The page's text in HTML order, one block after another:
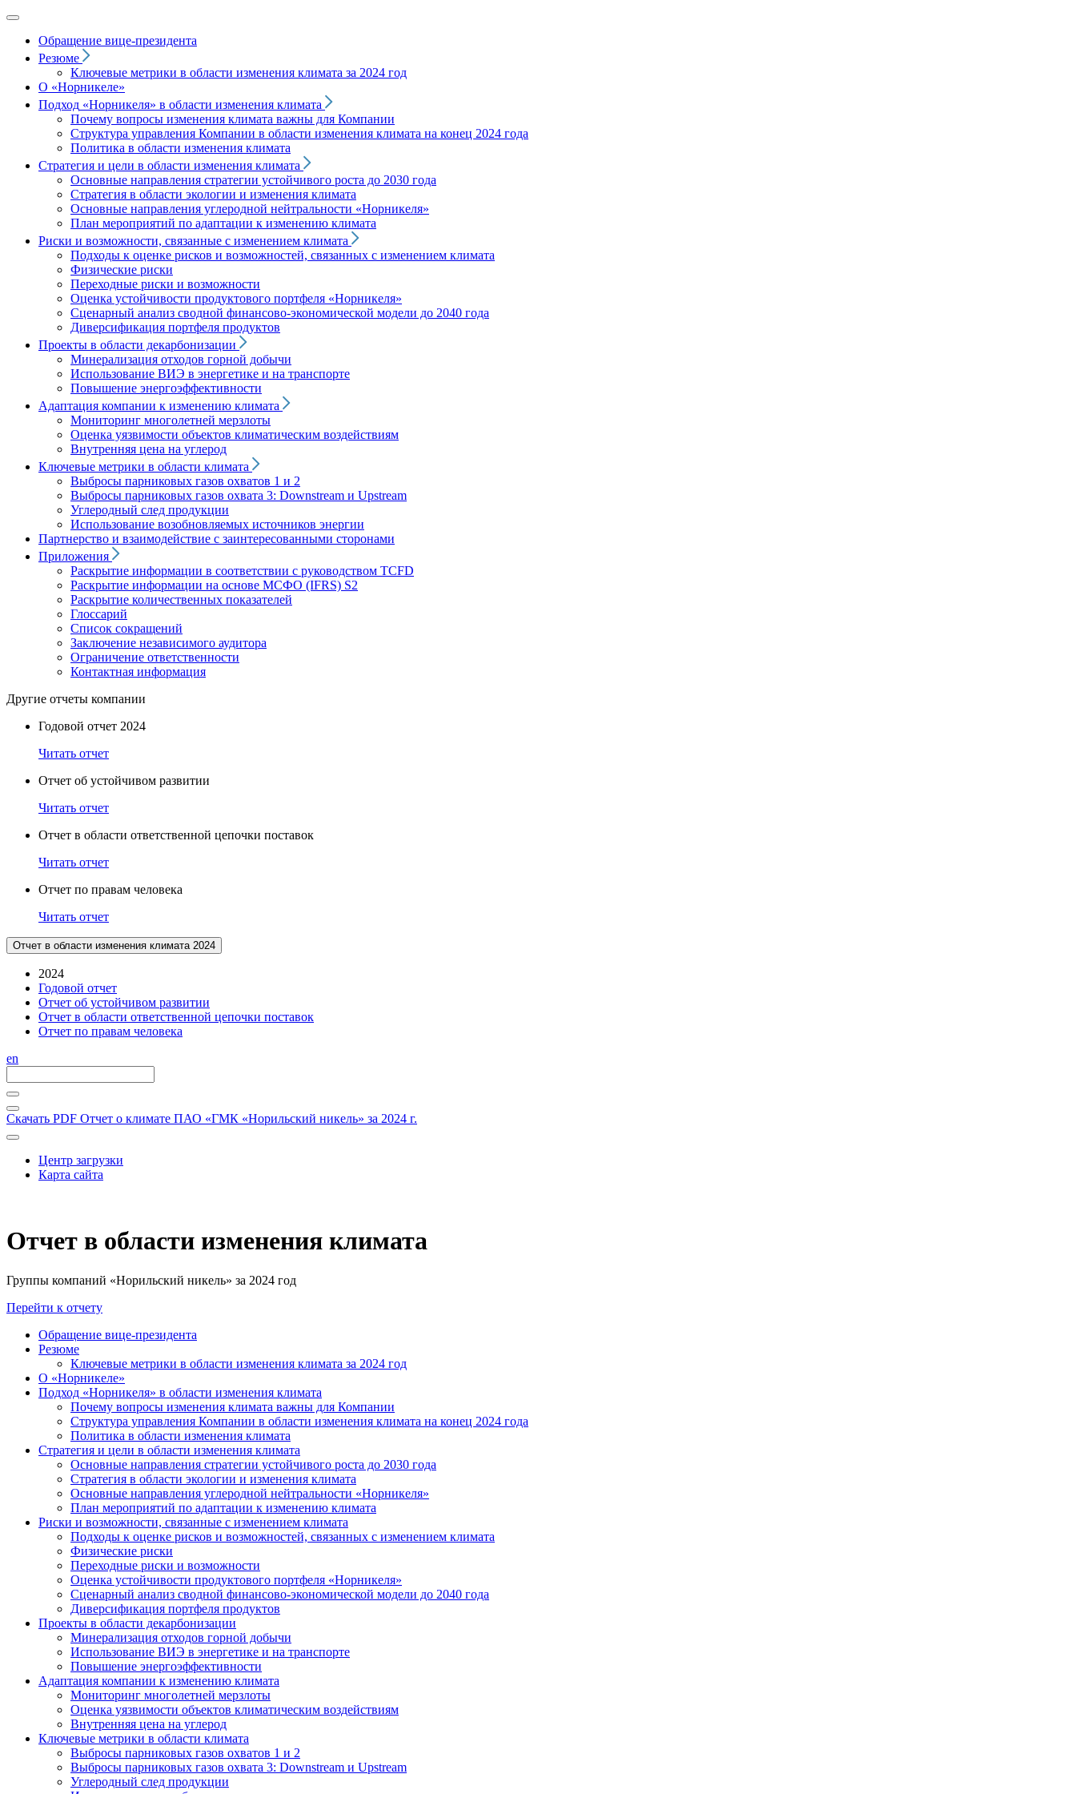
Обращение вице‑президента
Резюме
Ключевые метрики в области изменения климата за 2024 год
О «Норникеле»
Подход «Норникеля» в области изменения климата
Почему вопросы изменения климата важны для Компании
Структура управления Компании в области изменения климата на конец 2024 года
Политика в области изменения климата
Стратегия и цели в области изменения климата
Основные направления стратегии устойчивого роста до 2030 года
Стратегия в области экологии и изменения климата
Основные направления углеродной нейтральности «Норникеля»
План мероприятий по адаптации к изменению климата
Риски и возможности, связанные с изменением климата
Подходы к оценке рисков и возможностей, связанных с изменением климата
Физические риски
Переходные риски и возможности
Оценка устойчивости продуктового портфеля «Норникеля»
Сценарный анализ сводной финансово-экономической модели до 2040 года
Диверсификация портфеля продуктов
Проекты в области декарбонизации
Минерализация отходов горной добычи
Использование ВИЭ в энергетике и на транспорте
Повышение энергоэффективности
Адаптация компании к изменению климата
Мониторинг многолетней мерзлоты
Оценка уязвимости объектов климатическим воздействиям
Внутренняя цена на углерод
Ключевые метрики в области климата
Выбросы парниковых газов охватов 1 и 2
Выбросы парниковых газов охвата 3: Downstream и Upstream
Углеродный след продукции
Использование возобновляемых источников энергии
Партнерство и взаимодействие с заинтересованными сторонами
Приложения
Раскрытие информации в соответствии с руководством TCFD
Раскрытие информации на основе МСФО (IFRS) S2
Раскрытие количественных показателей
Глоссарий
Список сокращений
Заключение независимого аудитора
Ограничение ответственности
Контактная информация
Другие отчеты компании
Годовой отчет 2024
Читать отчет
Отчет об устойчивом развитии
Читать отчет
Отчет в области ответственной цепочки поставок
Читать отчет
Отчет по правам человека
Читать отчет
Отчет в области изменения климата 2024
2024
Годовой отчет
Отчет об устойчивом развитии
Отчет в области ответственной цепочки поставок
Отчет по правам человека
en
Скачать PDF Отчет о климате ПАО «ГМК «Норильский никель» за 2024 г.
Центр загрузки
Карта сайта
Отчет в области изменения климата
Группы компаний «Норильский никель» за 2024 год
Перейти к отчету
Обращение вице-президента
Резюме
Ключевые метрики в области изменения климата за 2024 год
О «Норникеле»
Подход «Норникеля» в области изменения климата
Почему вопросы изменения климата важны для Компании
Структура управления Компании в области изменения климата на конец 2024 года
Политика в области изменения климата
Стратегия и цели в области изменения климата
Основные направления стратегии устойчивого роста до 2030 года
Стратегия в области экологии и изменения климата
Основные направления углеродной нейтральности «Норникеля»
План мероприятий по адаптации к изменению климата
Риски и возможности, связанные с изменением климата
Подходы к оценке рисков и возможностей, связанных с изменением климата
Физические риски
Переходные риски и возможности
Оценка устойчивости продуктового портфеля «Норникеля»
Сценарный анализ сводной финансово-экономической модели до 2040 года
Диверсификация портфеля продуктов
Проекты в области декарбонизации
Минерализация отходов горной добычи
Использование ВИЭ в энергетике и на транспорте
Повышение энергоэффективности
Адаптация компании к изменению климата
Мониторинг многолетней мерзлоты
Оценка уязвимости объектов климатическим воздействиям
Внутренняя цена на углерод
Ключевые метрики в области климата
Выбросы парниковых газов охватов 1 и 2
Выбросы парниковых газов охвата 3: Downstream и Upstream
Углеродный след продукции